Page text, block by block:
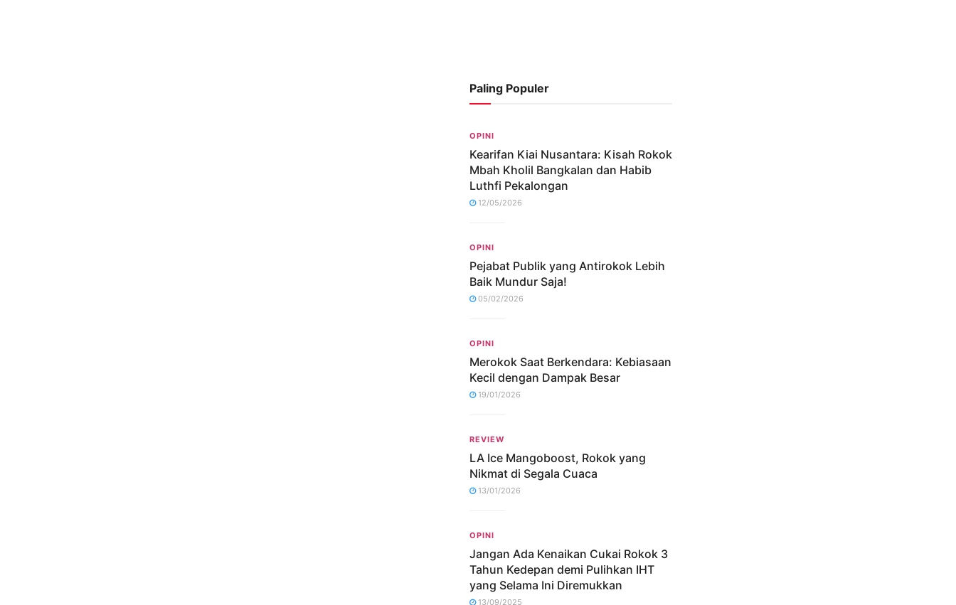
Paling Populer
OPINI
Kearifan Kiai Nusantara: Kisah Rokok
Mbah Kholil Bangkalan dan Habib
Luthfi Pekalongan
12/05/2026
OPINI
Pejabat Publik yang Antirokok Lebih
Baik Mundur Saja!
05/02/2026
OPINI
Merokok Saat Berkendara: Kebiasaan
Kecil dengan Dampak Besar
19/01/2026
REVIEW
LA Ice Mangoboost, Rokok yang
Nikmat di Segala Cuaca
13/01/2026
OPINI
Jangan Ada Kenaikan Cukai Rokok 3
Tahun Kedepan demi Pulihkan IHT
yang Selama Ini Diremukkan
13/09/2025